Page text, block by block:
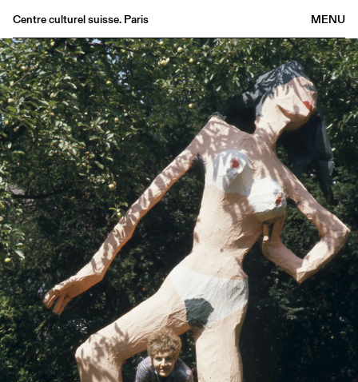
MENU
Centre culturel suisse. Paris
Agenda
Bookshop
Buvette
Archives
Medias
Publications
About
FR/EN